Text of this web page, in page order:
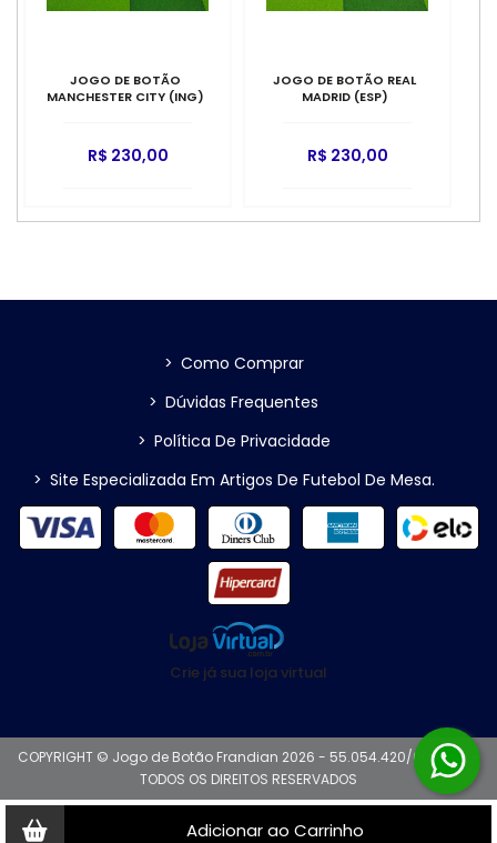
Adicionar ao Carrinho
JOGO DE BOTÃO
MANCHESTER CITY (ING)
R$ 230,00
JOGO DE BOTÃO REAL
MADRID (ESP)
R$ 230,00
> Como Comprar
> Dúvidas Frequentes
> Política De Privacidade
> Site Especializada Em Artigos De Futebol De Mesa.
Crie já sua loja virtual
COPYRIGHT © Jogo de Botão Frandian 2026 - 55.054.420/0001-42 -
TODOS OS DIREITOS RESERVADOS